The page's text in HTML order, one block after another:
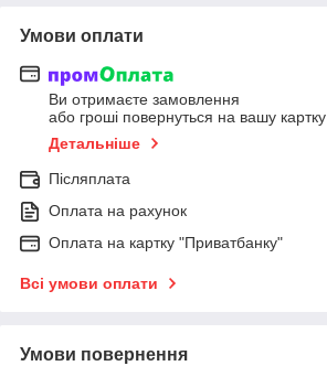
Умови оплати
Ви отримаєте замовлення
або гроші повернуться на вашу картку
Детальніше
Післяплата
Оплата на рахунок
Оплата на картку "Приватбанку"
Всі умови оплати
Умови повернення